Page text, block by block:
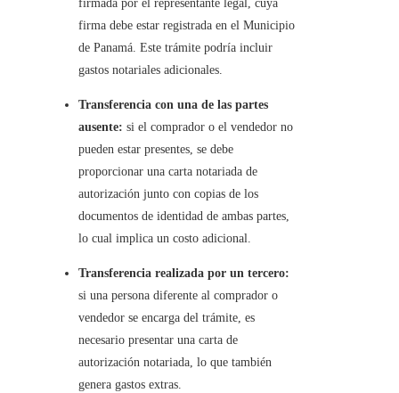
firmada por el representante legal, cuya
firma debe estar registrada en el Municipio
de Panamá. Este trámite podría incluir
gastos notariales adicionales.
Transferencia con una de las partes
ausente: si el comprador o el vendedor no
pueden estar presentes, se debe
proporcionar una carta notariada de
autorización junto con copias de los
documentos de identidad de ambas partes,
lo cual implica un costo adicional.
Transferencia realizada por un tercero:
si una persona diferente al comprador o
vendedor se encarga del trámite, es
necesario presentar una carta de
autorización notariada, lo que también
genera gastos extras.